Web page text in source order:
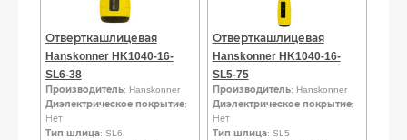
Отверткашлицевая
Hanskonner HK1040-16-
SL6-38
Производитель: Hanskonner
Диэлектрическое покрытие:
Нет
Тип шлица: SL6
Отверткашлицевая
Hanskonner HK1040-16-
SL5-75
Производитель: Hanskonner
Диэлектрическое покрытие:
Нет
Тип шлица: SL5